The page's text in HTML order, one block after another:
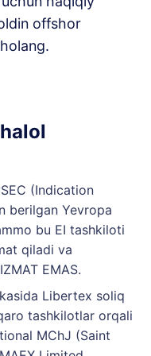
offshor
(Indication
berilgan Yevropa
bu EI tashkiloti
qiladi va
EMAS.
Libertex soliq
tashkilotlar orqali
MChJ (Saint